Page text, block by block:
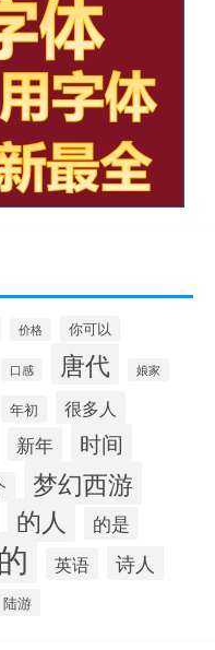
价格 你可以
口感 唐代 娘家
年初 很多人
新年 时间
梦幻西游
的人 的是
英语 诗人
陆游